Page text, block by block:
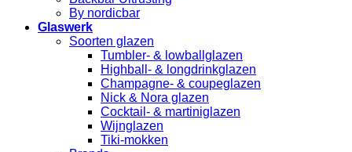
By nordicbar
Glaswerk
Soorten glazen
Tumbler- & lowballglazen
Highball- & longdrinkglazen
Champagne- & coupeglazen
Nick & Nora glazen
Cocktail- & martiniglazen
Wijnglazen
Tiki-mokken